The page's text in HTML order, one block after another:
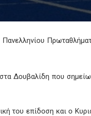
Δουβαλίδη που
του επίδοση και ο